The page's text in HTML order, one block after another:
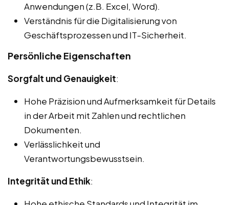
Anwendungen (z.B. Excel, Word).
Verständnis für die Digitalisierung von
Geschäftsprozessen und IT-Sicherheit.
Persönliche Eigenschaften
Sorgfalt und Genauigkeit:
Hohe Präzision und Aufmerksamkeit für Details
in der Arbeit mit Zahlen und rechtlichen
Dokumenten.
Verlässlichkeit und
Verantwortungsbewusstsein.
Integrität und Ethik: